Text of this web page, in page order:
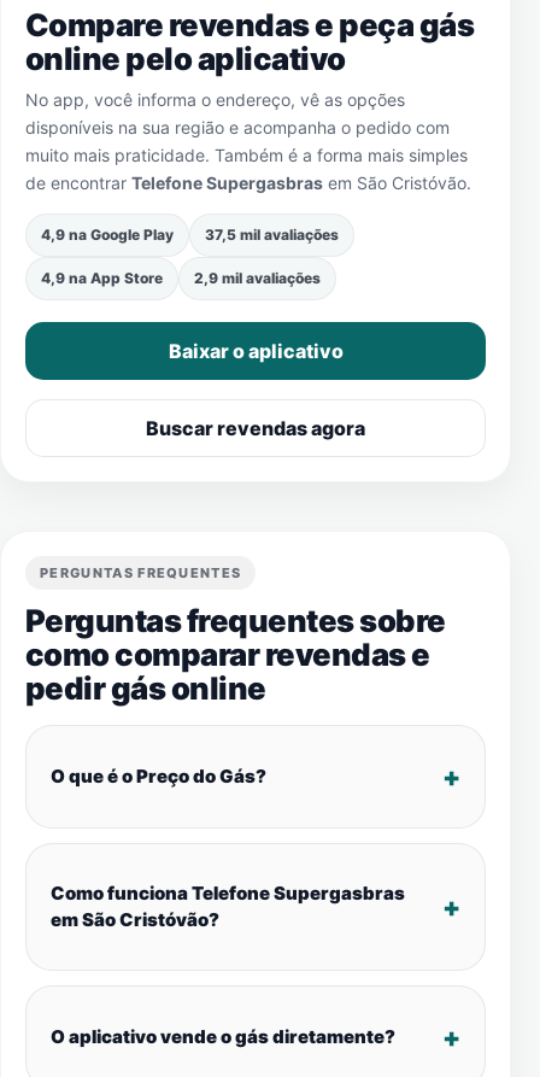
Compare revendas e peça gás
online pelo aplicativo
No app, você informa o endereço, vê as opções
disponíveis na sua região e acompanha o pedido com
muito mais praticidade. Também é a forma mais simples
de encontrar Telefone Supergasbras em São Cristóvão.
4,9 na Google Play 37,5 mil avaliações
4,9 na App Store 2,9 mil avaliações
Baixar o aplicativo
Buscar revendas agora
PERGUNTAS FREQUENTES
Perguntas frequentes sobre
como comparar revendas e
pedir gás online
O que é o Preço do Gás?
Como funciona Telefone Supergasbras
em São Cristóvão?
O aplicativo vende o gás diretamente?